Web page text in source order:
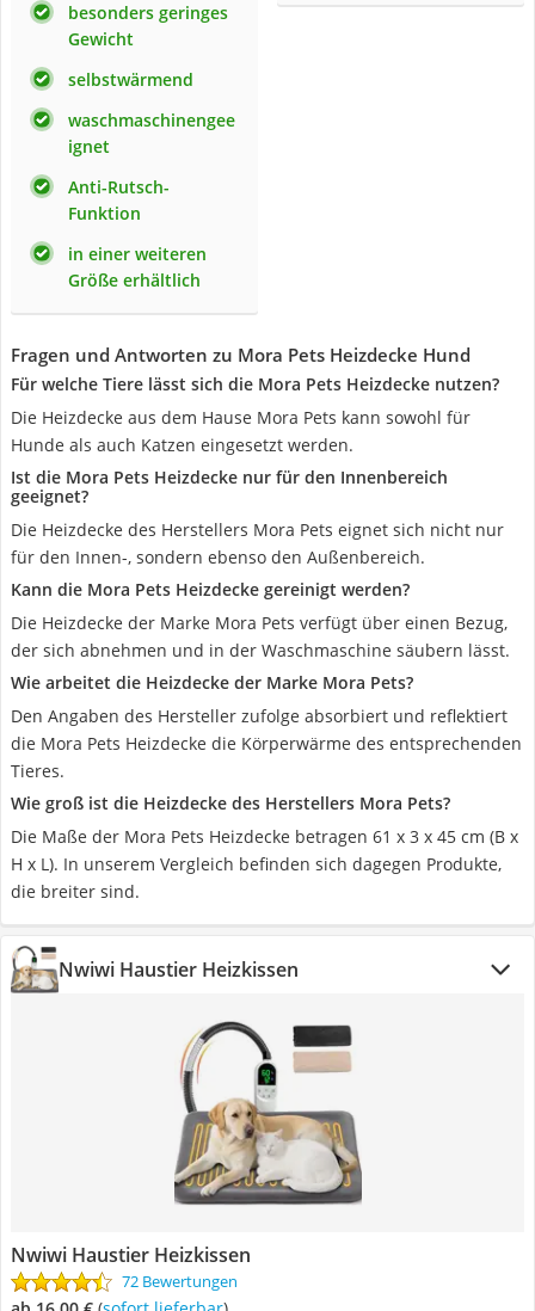
besonders geringes
Gewicht
selbstwärmend
waschmaschinengee
ignet
Anti-Rutsch-
Funktion
in einer weiteren
Größe erhältlich
Fragen und Antworten zu Mora Pets Heizdecke Hund
Für welche Tiere lässt sich die Mora Pets Heizdecke nutzen?
Die Heizdecke aus dem Hause Mora Pets kann sowohl für
Hunde als auch Katzen eingesetzt werden.
Ist die Mora Pets Heizdecke nur für den Innenbereich
geeignet?
Die Heizdecke des Herstellers Mora Pets eignet sich nicht nur
für den Innen-, sondern ebenso den Außenbereich.
Kann die Mora Pets Heizdecke gereinigt werden?
Die Heizdecke der Marke Mora Pets verfügt über einen Bezug,
der sich abnehmen und in der Waschmaschine säubern lässt.
Wie arbeitet die Heizdecke der Marke Mora Pets?
Den Angaben des Hersteller zufolge absorbiert und reflektiert
die Mora Pets Heizdecke die Körperwärme des entsprechenden
Tieres.
Wie groß ist die Heizdecke des Herstellers Mora Pets?
Die Maße der Mora Pets Heizdecke betragen 61 x 3 x 45 cm (B x
H x L). In unserem Vergleich befinden sich dagegen Produkte,
die breiter sind.
Nwiwi Haustier Heizkissen
Nwiwi Haustier Heizkissen
72 Bewertungen